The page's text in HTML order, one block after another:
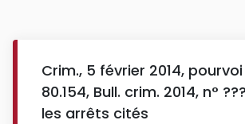
Crim., 5 février 2014, pourvoi
80.154, Bull. crim. 2014, n°
les arrêts cités